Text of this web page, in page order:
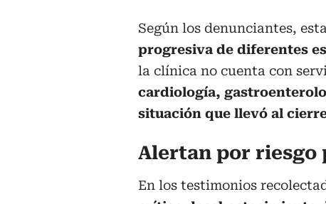
Según los denunciantes,
progresiva de diferentes
la clínica no cuenta con
cardiología,
situación que llevó al
Alertan por riesgo
En los testimonios